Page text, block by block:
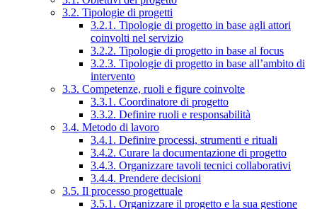
3.2. Tipologie di progetti
3.2.1. Tipologie di progetto in base agli attori
coinvolti nel servizio
3.2.2. Tipologie di progetto in base al focus
3.2.3. Tipologie di progetto in base all’ambito di
intervento
3.3. Competenze, ruoli e figure coinvolte
3.3.1. Coordinatore di progetto
3.3.2. Definire ruoli e responsabilità
3.4. Metodo di lavoro
3.4.1. Definire processi, strumenti e rituali
3.4.2. Curare la documentazione di progetto
3.4.3. Organizzare tavoli tecnici collaborativi
3.4.4. Prendere decisioni
3.5. Il processo progettuale
3.5.1. Organizzare il progetto e la sua gestione